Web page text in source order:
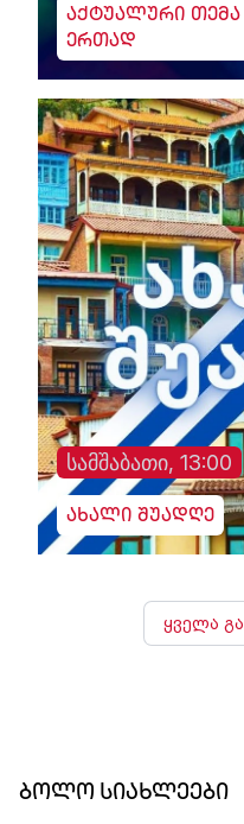
აქტუალური
ერთად
სამშაბათი, 13:00
ახალი შუადღე
ყველა
ბოლო სიახლეები